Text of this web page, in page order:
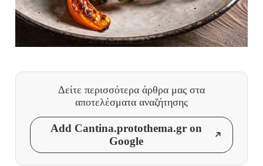
Δείτε περισσότερα άρθρα μας στα
αποτελέσματα αναζήτησης
Add Cantina.protothema.gr on
Google